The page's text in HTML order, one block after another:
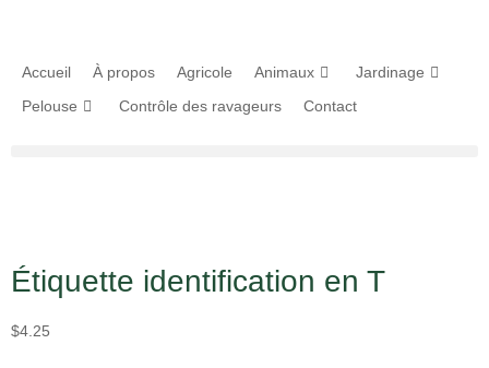
Accueil À propos Agricole Animaux
Jardinage
Pelouse
Contrôle des ravageurs Contact
Étiquette identification en T
$4.25